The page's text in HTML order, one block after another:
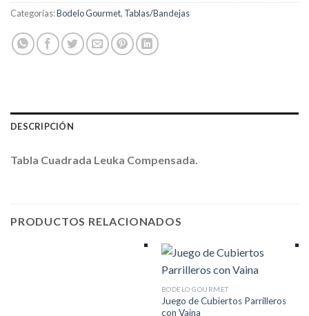
Categorías:Bodelo Gourmet, Tablas/Bandejas
DESCRIPCIÓN
Tabla Cuadrada Leuka Compensada.
PRODUCTOS RELACIONADOS
BODELO GOURMET
Juego de Cubiertos Parrilleros
con Vaina